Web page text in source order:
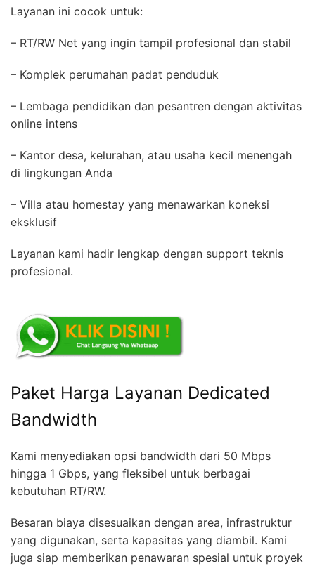
Layanan ini cocok untuk:
– RT/RW Net yang ingin tampil profesional dan stabil
– Komplek perumahan padat penduduk
– Lembaga pendidikan dan pesantren dengan aktivitas
online intens
– Kantor desa, kelurahan, atau usaha kecil menengah
di lingkungan Anda
– Villa atau homestay yang menawarkan koneksi
eksklusif
Layanan kami hadir lengkap dengan support teknis
profesional.
Paket Harga Layanan Dedicated
Bandwidth
Kami menyediakan opsi bandwidth dari 50 Mbps
hingga 1 Gbps, yang fleksibel untuk berbagai
kebutuhan RT/RW.
Besaran biaya disesuaikan dengan area, infrastruktur
yang digunakan, serta kapasitas yang diambil. Kami
juga siap memberikan penawaran spesial untuk proyek